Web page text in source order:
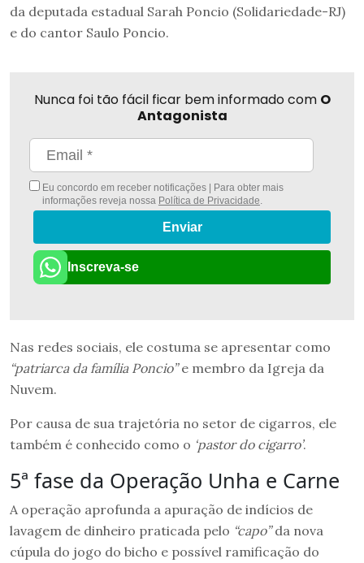
da deputada estadual Sarah Poncio (Solidariedade-RJ)
e do cantor Saulo Poncio.
Nunca foi tão fácil ficar bem informado com O
Antagonista
Eu concordo em receber notificações | Para obter mais
informações reveja nossa Política de Privacidade.
Enviar
Inscreva-se
Nas redes sociais, ele costuma se apresentar como
“patriarca da família Poncio”e membro da Igreja da
Nuvem.
Por causa de sua trajetória no setor de cigarros, ele
também é conhecido como o ‘pastor do cigarro’.
5ª fase da Operação Unha e Carne
A operação aprofunda a apuração de indícios de
lavagem de dinheiro praticada pelo “capo”da nova
cúpula do jogo do bicho e possível ramificação do